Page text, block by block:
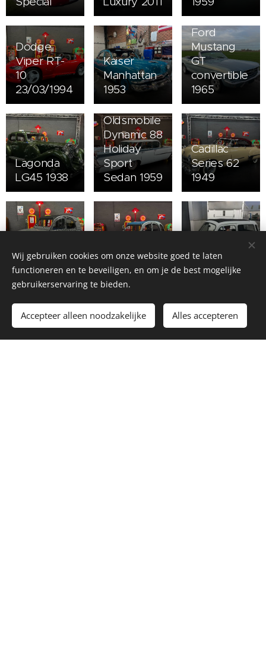
Dodge
Viper RT-
10
23/03/1994
Kaiser
Manhattan
1953
Ford
Mustang
GT
convertible
1965
Lagonda
LG45 1938
Oldsmobile
Dynamic 88
Holiday
Sport
Sedan 1959
Cadillac
Series 62
1949
Citroën
2CV 1956
2CV 1971
Giardiniera
1974
Mercedes
Mustang
Mercedes
504K
Wij gebruiken cookies om onze website goed te laten
functioneren en te beveiligen, en om je de best mogelijke
gebruikerservaring te bieden.
Accepteer alleen noodzakelijke Alles accepteren